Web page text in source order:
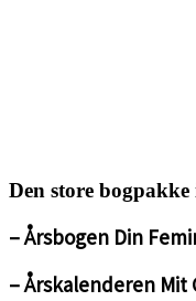
Den store
– Årsbogen Din
– Årskalenderen Mit